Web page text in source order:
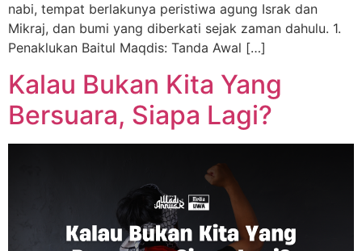
nabi, tempat berlakunya peristiwa agung Israk dan
Mikraj, dan bumi yang diberkati sejak zaman dahulu. 1.
Penaklukan Baitul Maqdis: Tanda Awal […]
Kalau Bukan Kita Yang
Bersuara, Siapa Lagi?